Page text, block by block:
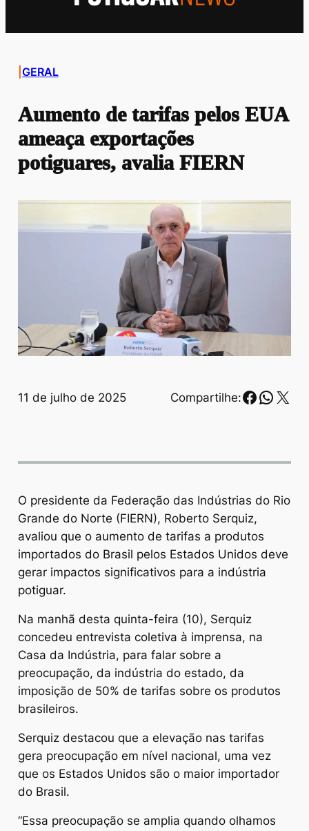
GERAL
Aumento de tarifas pelos EUA
ameaça exportações
potiguares, avalia FIERN
11 de julho de 2025 Compartilhe: X
O presidente da Federação das Indústrias do Rio
Grande do Norte (FIERN), Roberto Serquiz,
avaliou que o aumento de tarifas a produtos
importados do Brasil pelos Estados Unidos deve
gerar impactos significativos para a indústria
potiguar.
Na manhã desta quinta-feira (10), Serquiz
concedeu entrevista coletiva à imprensa, na
Casa da Indústria, para falar sobre a
preocupação, da indústria do estado, da
imposição de 50% de tarifas sobre os produtos
brasileiros.
Serquiz destacou que a elevação nas tarifas
gera preocupação em nível nacional, uma vez
que os Estados Unidos são o maior importador
do Brasil.
“Essa preocupação se amplia quando olhamos